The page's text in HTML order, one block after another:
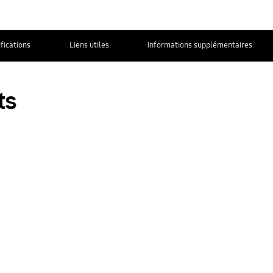
Liens utiles Informations supplémentaires